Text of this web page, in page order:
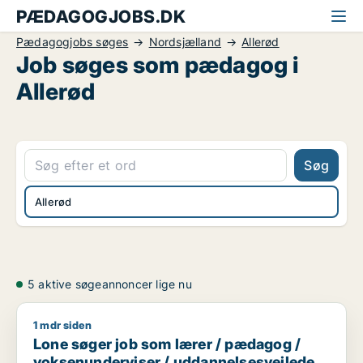
PÆDAGOGJOBS.DK
Pædagogjobs søges Nordsjælland Allerød
Job søges som pædagog i
Allerød
Søg
Allerød
5 aktive søgeannoncer lige nu
Lone søger job som lærer / pædagog / voksenunderviser /
1 mdr siden
Lone søger job som lærer / pædagog /